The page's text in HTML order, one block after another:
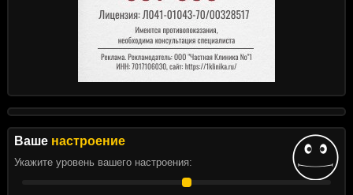
Ваше настроение
Укажите уровень вашего настроения: